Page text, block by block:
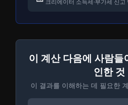
크리에이터 소득세·부가세 신고
이 계산 다음에 사람들
인한 것
이 결과를 이해하는 데 필요한